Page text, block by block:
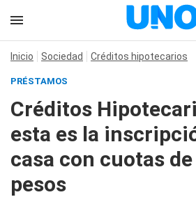
Inicio Sociedad Créditos hipotecarios
PRÉSTAMOS
Créditos
esta es la
casa con cuotas
pesos